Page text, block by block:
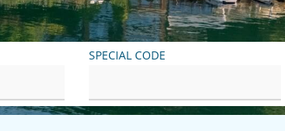
SPECIAL CODE